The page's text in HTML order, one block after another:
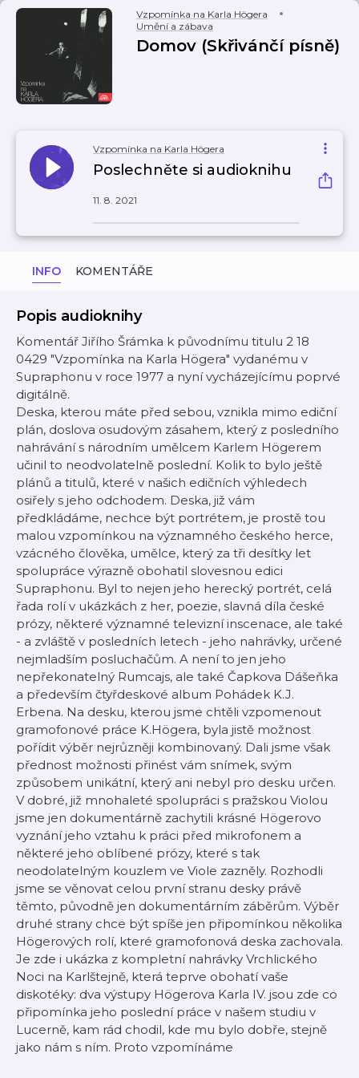
Vzpomínka na Karla Högera
Umění a zábava
Domov (Skřivánčí písně)
Vzpomínka na Karla Högera
Poslechněte si audioknihu
11. 8. 2021
INFO KOMENTÁŘE
Popis audioknihy
Komentář Jiřího Šrámka k původnímu titulu 2 18
0429 "Vzpomínka na Karla Högera" vydanému v
Supraphonu v roce 1977 a nyní vycházejícímu poprvé
digitálně.
Deska, kterou máte před sebou, vznikla mimo ediční
plán, doslova osudovým zásahem, který z posledního
nahrávání s národním umělcem Karlem Högerem
učinil to neodvolatelně poslední. Kolik to bylo ještě
plánů a titulů, které v našich edičních výhledech
osiřely s jeho odchodem. Deska, již vám
předkládáme, nechce být portrétem, je prostě tou
malou vzpomínkou na významného českého herce,
vzácného člověka, umělce, který za tři desítky let
spolupráce výrazně obohatil slovesnou edici
Supraphonu. Byl to nejen jeho herecký portrét, celá
řada rolí v ukázkách z her, poezie, slavná díla české
prózy, některé významné televizní inscenace, ale také
- a zvláště v posledních letech - jeho nahrávky, určené
nejmladším posluchačům. A není to jen jeho
nepřekonatelný Rumcajs, ale také Čapkova Dášeňka
a především čtyřdeskové album Pohádek K.J.
Erbena. Na desku, kterou jsme chtěli vzpomenout
gramofonové práce K.Högera, byla jistě možnost
pořídit výběr nejrůzněji kombinovaný. Dali jsme však
přednost možnosti přinést vám snímek, svým
způsobem unikátní, který ani nebyl pro desku určen.
V dobré, již mnohaleté spolupráci s pražskou Violou
jsme jen dokumentárně zachytili krásné Högerovo
vyznání jeho vztahu k práci před mikrofonem a
některé jeho oblíbené prózy, které s tak
neodolatelným kouzlem ve Viole zazněly. Rozhodli
jsme se věnovat celou první stranu desky právě
těmto, původně jen dokumentárním záběrům. Výběr
druhé strany chce být spíše jen připomínkou několika
Högerových rolí, které gramofonová deska zachovala.
Je zde i ukázka z kompletní nahrávky Vrchlického
Noci na Karlštejně, která teprve obohatí vaše
diskotéky: dva výstupy Högerova Karla IV. jsou zde co
připomínka jeho poslední práce v našem studiu v
Lucerně, kam rád chodil, kde mu bylo dobře, stejně
jako nám s ním. Proto vzpomínáme